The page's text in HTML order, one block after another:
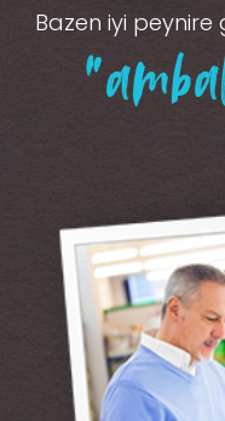
Bazen iyi peynire